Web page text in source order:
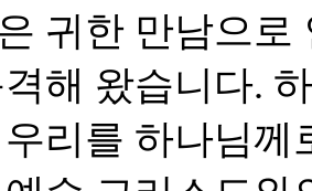
귀한 만남으
해 왔습니다.
리를 하나님